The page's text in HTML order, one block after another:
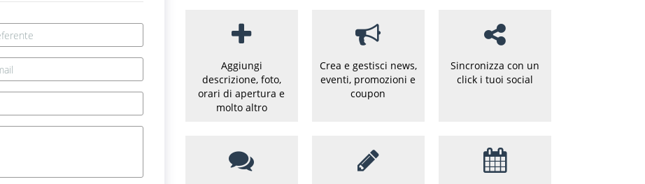
Aggiungi
descrizione, foto,
orari di apertura e
molto altro
Crea e gestisci news,
eventi, promozioni e
coupon
Sincronizza con un
click i tuoi social